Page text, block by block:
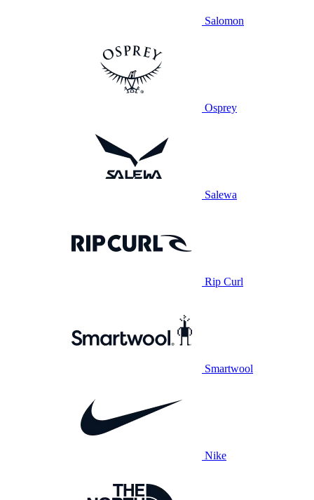
Salomon
Osprey
Salewa
Rip Curl
Smartwool
Nike